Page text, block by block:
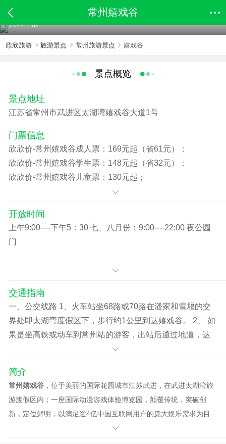
常州嬉戏谷
共224张
欣欣旅游 旅游景点 常州旅游景点 嬉戏谷
景点概览
景点地址
江苏省常州市武进区太湖湾嬉戏谷大道1号
门票信息
欣欣价-常州嬉戏谷成人票：169元起（省61元）；
欣欣价-常州嬉戏谷学生票：148元起（省32元）；
欣欣价-常州嬉戏谷儿童票：130元起；
欣欣价-常州嬉戏谷老年票：130元起。
身高1.2米以下（含1.2米）的儿童免票；70周岁（含70周
岁）以上老人（凭本人有效身份证件）免票。
中国现役军人、残疾人士（凭本人有效身份证件）凭证免
并加盖新闻出版总署印章、新闻记者证核发专用章、新闻
记者证年度审核专用章和新闻机构钢
开放时间
上午9:00----下午5：30 七、八月份：9:00----22:00 夜公园
门
交通指南
一、公交线路 1、火车站坐68路或70路在潘家和雪堰的交
界处即太湖弯度假区下，步行约1公里到达嬉戏谷。 2、 如
果是坐高铁或动车到常州站的游客，出站后通过地道，达
到常州火车站南广场乘快速公交B11到武进客运中心站下，
17:30）。 3、常州市区坐B1或B11到武进客运中心站下，
换乘73路即可。 4、17:30,18:30武进湖塘乐购乘夜公园班
车 二、嬉戏谷旅游专线公交： 线路1: 常州火车站北广场/长
途客运站交通枢纽点 直达 嬉戏谷。（不是常州北站，那个
简介
常州嬉戏谷，位于美丽的国际花园城市江苏武进，在武进太湖湾旅
游渡假区内；一座国际动漫游戏体验博览园，颠覆传统，突破创
新，定位鲜明，以满足逾4亿中国互联网用户的庞大娱乐需求为目
标，以更适合未来前往的体验型公园为前瞻，与世纪品牌“迪斯